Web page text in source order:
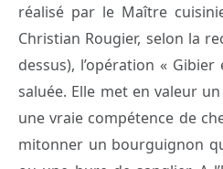
réalisé par le Maître
Christian Rougier, selon la
dessus), l’opération «
saluée. Elle met en valeur
une vraie compétence de
mitonner un bourguignon